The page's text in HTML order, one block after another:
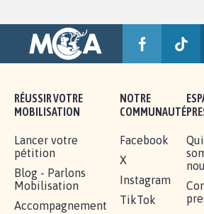
RÉUSSIR VOTRE
MOBILISATION
Lancer votre
pétition
Blog - Parlons
Mobilisation
Accompagnement
NOTRE
COMMUNAUTÉ
Facebook
X
Instagram
TikTok
Qui